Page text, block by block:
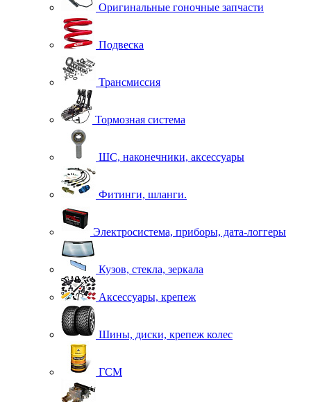
Оригинальные гоночные запчасти
Подвеска
Трансмиссия
Тормозная система
ШС, наконечники, аксессуары
Фитинги, шланги.
Электросистема, приборы, дата-логгеры
Кузов, стекла, зеркала
Аксессуары, крепеж
Шины, диски, крепеж колес
ГСМ